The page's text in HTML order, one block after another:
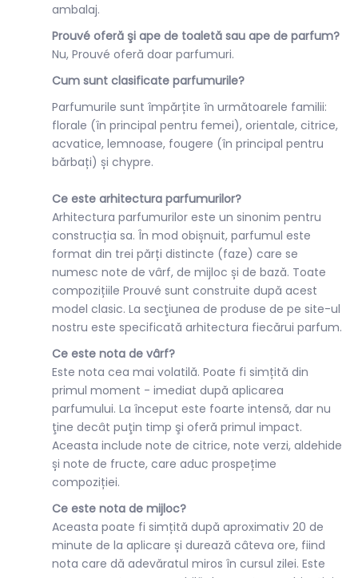
ambalaj.
Prouvé oferă şi ape de toaletă sau ape de parfum?
Nu, Prouvé oferă doar parfumuri.
Cum sunt clasificate parfumurile?
Parfumurile sunt împărțite în următoarele familii:
florale (în principal pentru femei), orientale, citrice,
acvatice, lemnoase, fougere (în principal pentru
bărbați) și chypre.
Ce este arhitectura parfumurilor?
Arhitectura parfumurilor este un sinonim pentru
construcția sa. În mod obișnuit, parfumul este
format din trei părți distincte (faze) care se
numesc note de vârf, de mijloc și de bază. Toate
compozițiile Prouvé sunt construite după acest
model clasic. La secţiunea de produse de pe site-ul
nostru este specificată arhitectura fiecărui parfum.
Ce este nota de vârf?
Este nota cea mai volatilă. Poate fi simțită din
primul moment - imediat după aplicarea
parfumului. La început este foarte intensă, dar nu
ţine decât puţin timp şi oferă primul impact.
Aceasta include note de citrice, note verzi, aldehide
și note de fructe, care aduc prospețime
compoziției.
Ce este nota de mijloc?
Aceasta poate fi simțită după aproximativ 20 de
minute de la aplicare și durează câteva ore, fiind
nota care dă adevăratul miros în cursul zilei. Este